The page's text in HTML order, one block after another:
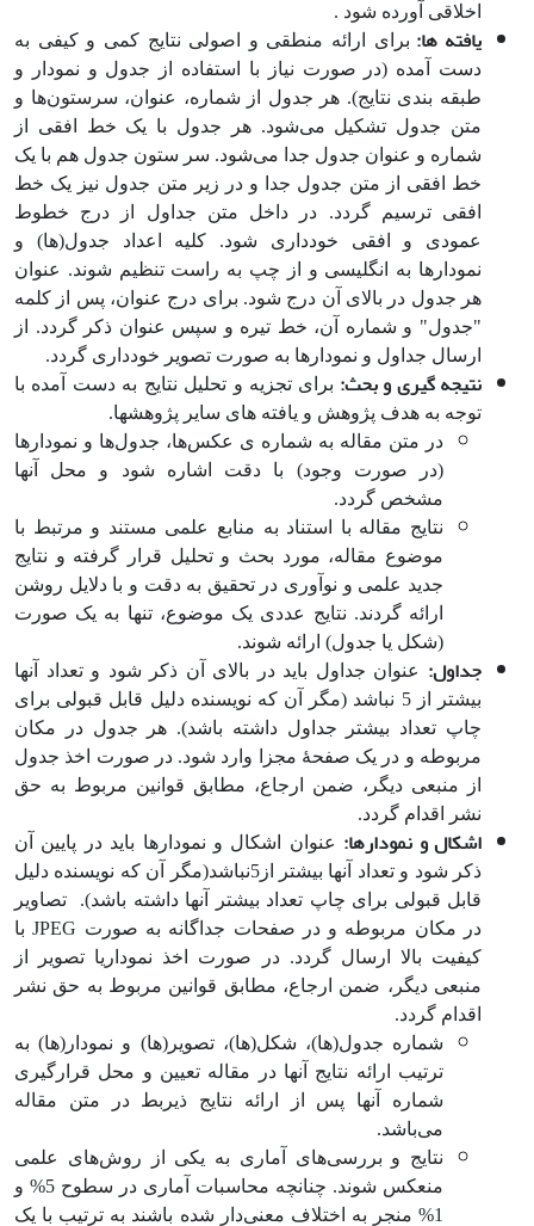
اخلاقی آورده شود .
یافته ها: برای ارائه منطقی و اصولی نتایج کمی و کیفی به
دست آمده (در صورت نیاز با استفاده از جدول و نمودار و
طبقه بندی نتایج). هر جدول از شماره، عنوان، سرستون‌ها و
متن جدول تشکیل می‌شود. هر جدول با یک خط افقی از
شماره و عنوان جدول جدا می‌شود. سر ستون جدول هم با یک
خط افقی از متن جدول جدا و در زیر متن جدول نیز یک خط
افقی ترسیم گردد. در داخل متن جداول از درج خطوط
عمودی و افقی خودداری شود. کلیه اعداد جدول(ها) و
نمودارها به انگلیسی و از چپ به راست تنظیم شوند. عنوان
هر جدول‎ در بالای آن درج شود. برای درج عنوان، پس از کلمه
"جدول" و شماره آن، خط تیره و سپس عنوان ذکر گردد. از
ارسال جداول و نمودارها به صورت تصویر خودداری گردد.
نتیجه­ گیری و بحث: برای تجزیه و تحلیل نتایج به دست آمده با
توجه به هدف پژوهش و یافته­ های سایر پژوهش­ها.
در متن مقاله به شماره­ ی عکس‌ها، جدول‌ها و نمودارها
(در صورت وجود) با دقت اشاره شود و محل آنها
مشخص گردد.
نتایج مقاله با استناد به منابع علمی مستند و مرتبط با
موضوع مقاله، مورد بحث و تحلیل قرار گرفته و نتایج
جدید علمی و نوآوری در تحقیق به دقت و با دلایل روشن
ارائه گردند. نتایج عددی یک موضوع، تنها به یک صورت
(شکل یا جدول) ارائه شوند.
جداول: عنوان جداول باید در بالای آن ذکر شود و تعداد آن­ها
بیشتر از 5 نباشد (مگر آن که نویسنده دلیل قابل قبولی برای
چاپ تعداد بیشتر جداول داشته باشد). هر جدول در مکان
مربوطه و در یک صفحۀ مجزا وارد شود. در صورت اخذ جدول
از منبعی دیگر، ضمن ارجاع، مطابق قوانین مربوط به حق
نشر اقدام گردد.
اشکال و نمودارها: عنوان اشکال و نمودارها باید در پایین آن
ذکر شود و تعداد آن­ها بیشتر از5نباشد(مگر آن که نویسنده دلیل
قابل قبولی برای چاپ تعداد بیشتر آنها داشته باشد). تصاویر
در مکان مربوطه و در صفحات جداگانه به صورت JPEG با
کیفیت بالا ارسال گردد. در صورت اخذ نموداریا تصویر از
منبعی دیگر، ضمن ارجاع، مطابق قوانین مربوط به حق نشر
اقدام گردد.
شماره جدول(ها)، شکل(ها)، تصویر(ها) و نمودار(ها) به
ترتیب ارائه نتایج آنها در مقاله تعیین و محل قرار‌گیری
شماره آنها پس از ارائه نتایج ذیربط در متن مقاله
می‌باشد.
نتایج و بررسی‌های آماری به یکی از روش‌های علمی
منعکس شوند. چنانچه محاسبات آماری در سطوح 5% و
1% منجر به اختلاف معنی‌دار شده باشند به ترتیب با یک